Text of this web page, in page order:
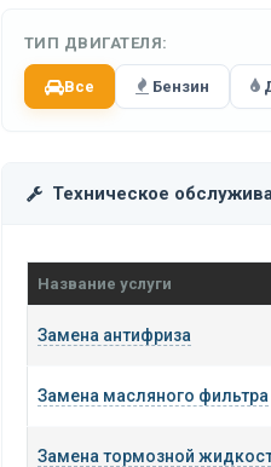
ТИП ДВИГАТЕЛЯ:
Все Бензин
Техническое
Название услуги
Замена антифриза
Замена масляного фильтра
Замена тормозной